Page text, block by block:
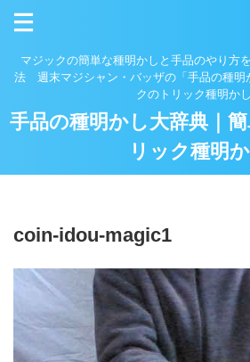
マジックの簡単な種明かしと手品のやり方
法 週末マジシャン・バッザの「手品の種明
クのトリック種明か
手品の種明かし大辞典｜
リック種明
coin-idou-magic1